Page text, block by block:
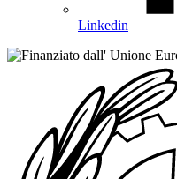
Linkedin